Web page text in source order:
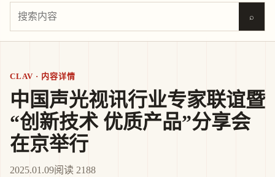
⌕
CLAV · 内容详情
中国声光视讯行业专家联谊暨
“创新技术 优质产品”分享会
在京举行
2025.01.09阅读 2188